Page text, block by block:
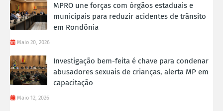
MPRO une forças com órgãos estaduais e
municipais para reduzir acidentes de trânsito
em Rondônia
Maio 20, 2026
Investigação bem-feita é chave para condenar
abusadores sexuais de crianças, alerta MP em
capacitação
Maio 12, 2026